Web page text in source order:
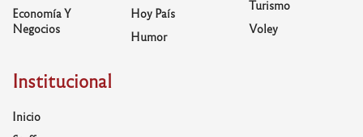
Economía Y
Negocios
Hoy País
Humor
Turismo
Voley
Institucional
Inicio